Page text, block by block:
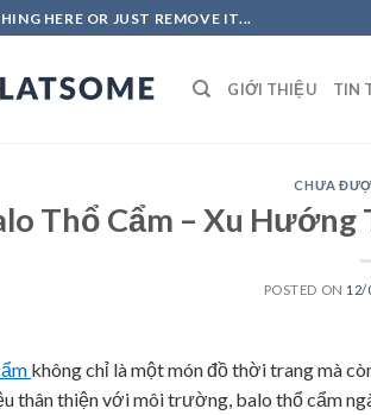
HERE OR JUST REMOVE IT...
GIỚI THIỆU TIN
CHƯA
Thổ Cẩm – Xu
POSTED ON 12/
không chỉ là một món đồ thời trang mà
thân thiện với môi trường, balo thổ cẩm